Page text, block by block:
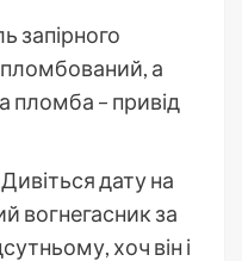
запірного
а
пломба – привід
Дивіться дату на
вогнегасник за
хоч він і